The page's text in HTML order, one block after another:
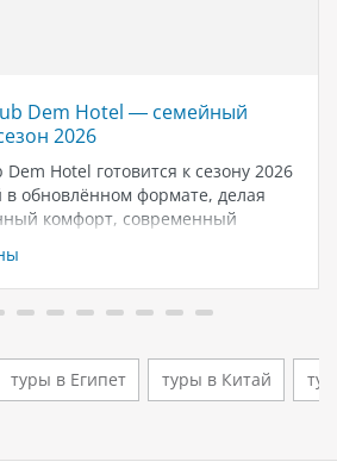
Dem Hotel — семейный
2026
Hotel готовится к сезону 2026
в обновлённом формате, делая
комфорт, современный
спокойного семейного отдыха у
популярным выбором для тех,
отель в…
туры в Египет туры в Китай